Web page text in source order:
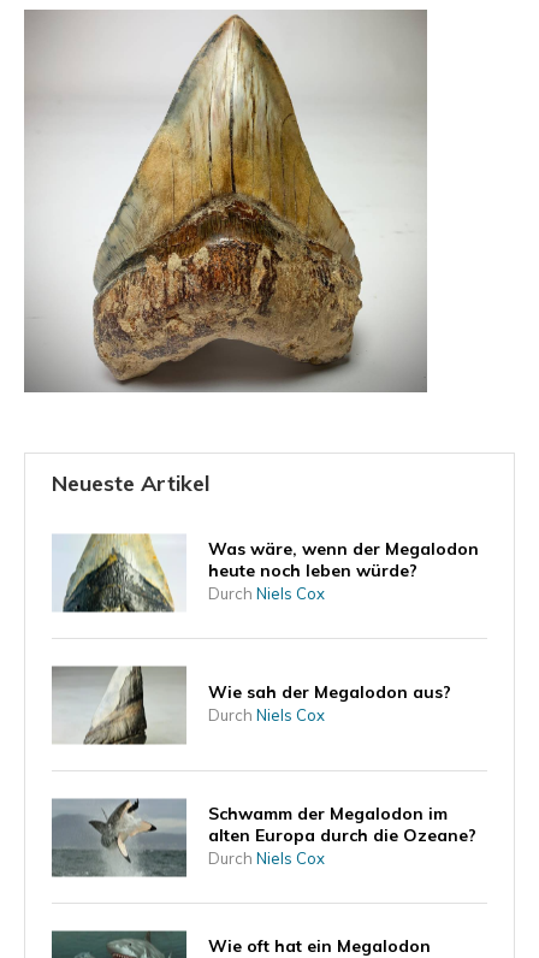
Neueste Artikel
Was wäre, wenn der Megalodon
heute noch leben würde?
Durch Niels Cox
Wie sah der Megalodon aus?
Durch Niels Cox
Schwamm der Megalodon im
alten Europa durch die Ozeane?
Durch Niels Cox
Wie oft hat ein Megalodon